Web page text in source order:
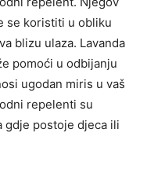
se koristiti u obliku
blizu ulaza. Lavanda
pomoći u odbijanju
ugodan miris u vaš
repelenti su
gdje postoje djeca ili